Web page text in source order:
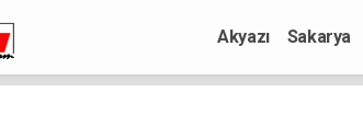
Akyazı Sakarya